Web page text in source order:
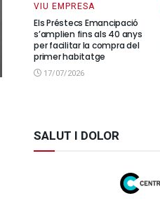
VIU EMPRESA
Els Préstecs Emancipació
s’amplien fins als 40 anys
per facilitar la compra del
primer habitatge
17/07/2026
SALUT I DOLOR